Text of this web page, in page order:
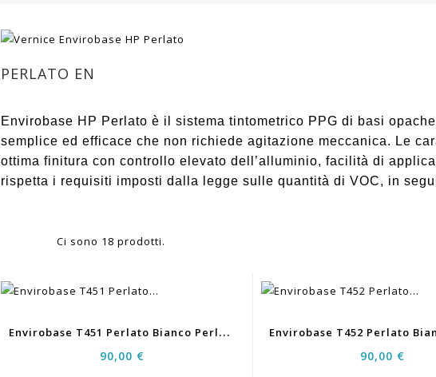
PERLATO EN
Envirobase HP Perlato è il sistema tintometrico PPG di basi
semplice ed efficace che non richiede agitazione meccanica. Le
ottima finitura con controllo elevato dell’alluminio, facilità di
rispetta i requisiti imposti dalla legge sulle quantità di VOC, in
Ci sono 18 prodotti.
E
Nvirobase T451 Perlato Bianco Perla Extra Fine 0,5LT
90,00 € 90,00 €